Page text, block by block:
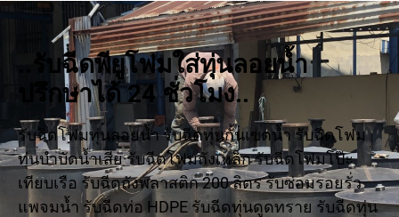
..รับฉีดพียูโฟมใส่ทุ่นลอยน้ำ
ปรึกษาได้ 24 ชั่วโมง..
รับฉีดโฟมทุ่นลอยน้ำ รับฉีดทุ่นกั้นเขตน้ำ รับฉีดโฟม
ทุ่นบำบัดน้ำเสีย รับฉีดโฟมถังเหล็ก รับฉีดโฟมโป๊ะ
เทียบเรือ รับฉีดถังพลาสติก 200 ลิตร รับซ่อมรอยรั่ว
แพจมน้ำ รับฉีดท่อ HDPE รับฉีดทุ่นดูดทราย รับฉีดทุ่น